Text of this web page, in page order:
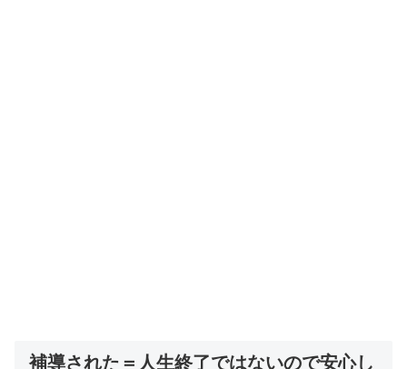
補導された＝人生終了ではないので安心し